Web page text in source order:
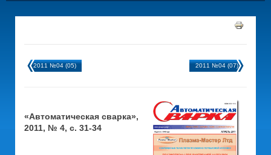
2011 №04 (05) 2011 №04 (07)
«Автоматическая сварка»,
2011, № 4, с. 31-34